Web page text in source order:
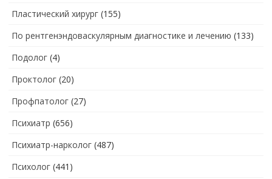
Пластический хирург (155)
По рентгенэндоваскулярным диагностике и лечению (133)
Подолог (4)
Проктолог (20)
Профпатолог (27)
Психиатр (656)
Психиатр-нарколог (487)
Психолог (441)